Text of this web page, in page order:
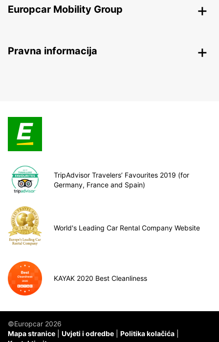
Europcar Mobility Group
Pravna informacija
TripAdvisor Travelers’ Favourites 2019 (for
Germany, France and Spain)
World's Leading Car Rental Company Website
KAYAK 2020 Best Cleanliness
©Europcar 2026
Mapa stranice
Uvjeti i odredbe
Politika kolačića